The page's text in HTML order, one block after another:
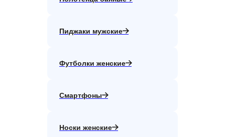
Пиджаки мужские
Футболки женские
Смартфоны
Носки женские